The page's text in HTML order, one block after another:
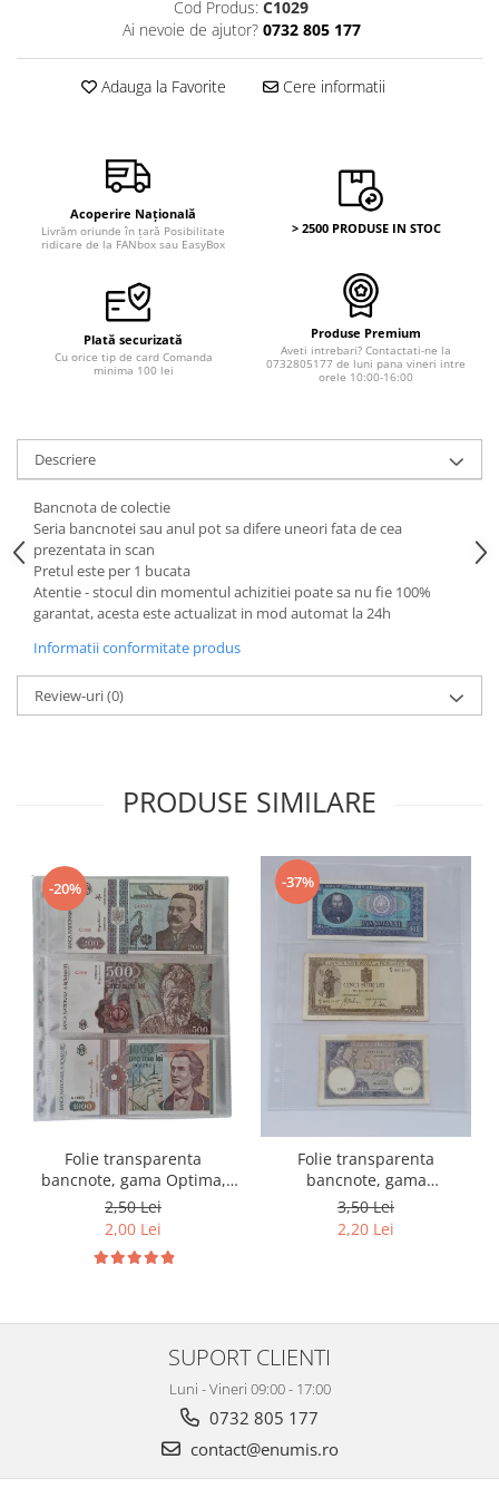
Monede Euro, Eurocenti
Bancnote Australia si Oceania
Bancnote Europa
Gradate PMG
Cod Produs: C1029
Ai nevoie de ajutor? 0732 805 177
Adauga la Favorite Cere informatii
Acoperire Națională
Livrăm oriunde în țară Posibilitate
ridicare de la FANbox sau EasyBox
> 2500 PRODUSE IN STOC
Plată securizată
Cu orice tip de card Comanda
minima 100 lei
Produse Premium
Aveti intrebari? Contactati-ne la
0732805177 de luni pana vineri intre
orele 10:00-16:00
Descriere
Bancnota de colectie
Seria bancnotei sau anul pot sa difere uneori fata de cea
prezentata in scan
Pretul este per 1 bucata
Atentie - stocul din momentul achizitiei poate sa nu fie 100%
garantat, acesta este actualizat in mod automat la 24h
Informatii conformitate produs
Review-uri(0)
PRODUSE SIMILARE
-20%
Folie transparenta
bancnote, gama Optima,
cod SH252, 3
compartimente
2,50 Lei
2,00 Lei
-37%
Folie transparenta
bancnote, gama
Grande(A4), cod SH312, 3
compartimente
3,50 Lei
2,20 Lei
SUPORT CLIENTI
Luni - Vineri 09:00 - 17:00
0732 805 177
contact@enumis.ro